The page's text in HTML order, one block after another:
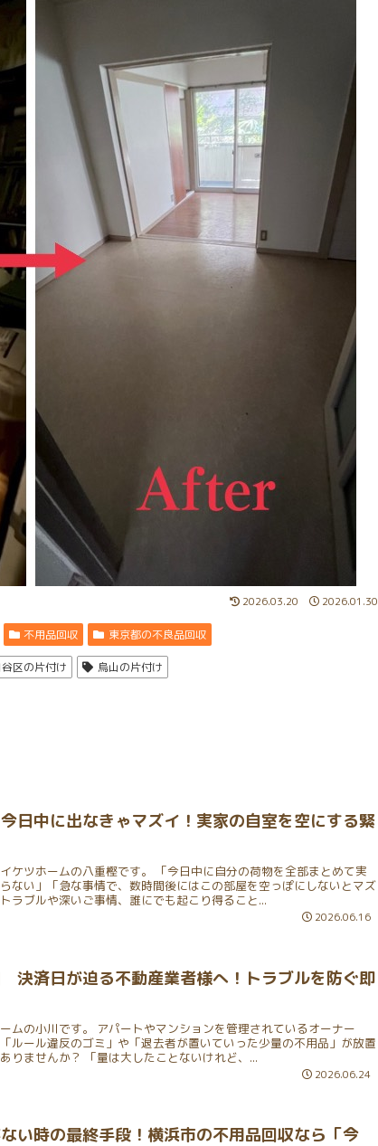
2026.03.20 2026.01.30
不用品回収 東京都の不良品回収
区の片付け 烏山の片付け
日中に出なきゃマズイ！実家の自室を空にする緊
ケツホームの八重樫です。 「今日中に自分の荷物を全部まとめて実
ない」「急な事情で、数時間後にはこの部屋を空っぽにしないとマズ
ブルや深いご事情、誰にでも起こり得ること...
2026.06.16
決済日が迫る不動産業者様へ！トラブルを防ぐ即
ムの小川です。 アパートやマンションを管理されているオーナー
ルール違反のゴミ」や「退去者が置いていった少量の不用品」が放置
りませんか？ 「量は大したことないけれど、...
2026.06.24
ない時の最終手段！横浜市の不用品回収なら「今